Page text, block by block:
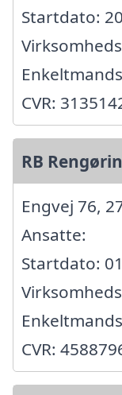
Startdato:
CVR:
RB
Engvej 76,
Ansatte:
Startdato:
CVR: